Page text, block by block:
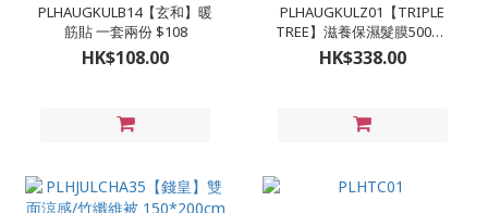
PLHAUGKULB14【玄和】暖
筋貼 一套兩份 $108
HK$108.00
PLHAUGKULZ01【TRIPLE
TREE】滋養保濕髮膜500ML
$338
HK$338.00